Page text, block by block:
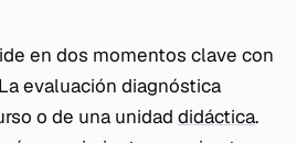
en dos momentos clave con
evaluación diagnóstica
o de una unidad didáctica.